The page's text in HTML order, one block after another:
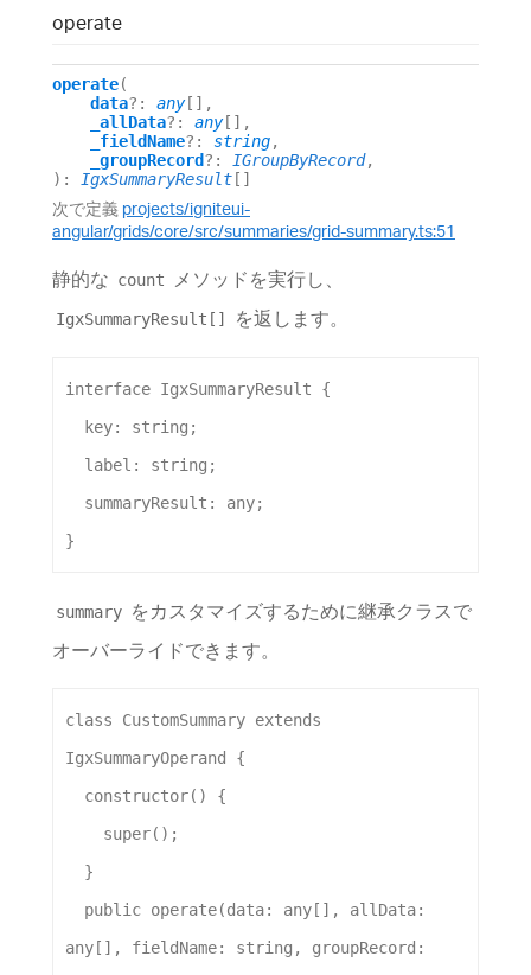
operate
operate(
data?: any[] ,
_allData?: any[] ,
_fieldName?: string,
_groupRecord?: IGroupByRecord,
) : IgxSummaryResult []
次で定義 projects/igniteui-
angular/grids/core/src/summaries/grid-summary.ts:51
静的な count メソッドを実行し、
IgxSummaryResult[] を返します。
interface IgxSummaryResult {
key: string ;
label : string ;
summaryResult : any;
}
summary をカスタマイズするために継承クラスで
オーバーライドできます。
class CustomSummary extends
IgxSummaryOperand
{
constructor() {
super();
  }
public operate(data: any [], allData
any [], fieldName: string , groupRecord